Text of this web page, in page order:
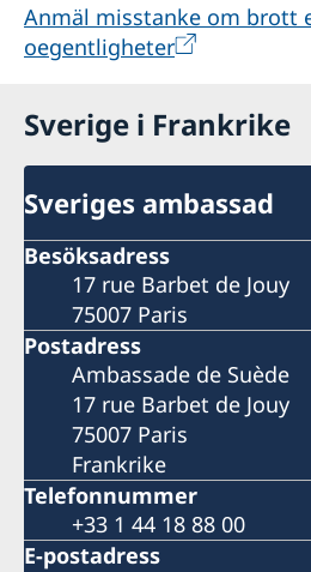
Anmäl misstanke om brott
oegentligheter
Sverige i Frankrike
Sveriges ambassad
Besöksadress
17 rue Barbet de Jouy
75007 Paris
Postadress
Ambassade de Suède
17 rue Barbet de Jouy
75007 Paris
Frankrike
Telefonnummer
+33 1 44 18 88 00
E-postadress